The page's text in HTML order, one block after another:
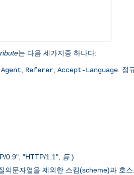
는 다음 세가지중 하나다:
Referer Accept-Language .
0.9", "HTTP/1.1", 등. )
문자열을 제외한 스킴(scheme)과 호